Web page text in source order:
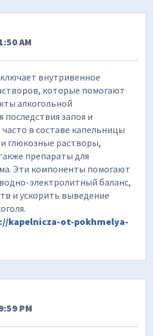
AM
внутривенное
которые помогают
алкогольной
запоя и
в составе капельницы
глюкозные растворы,
препараты для
Эти компоненты помогают
электролитный баланс,
и ускорить выведение
kapelnicza-ot-pokhmelya-
PM